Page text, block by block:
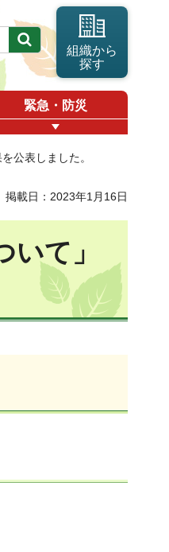
組織から
探す
緊急・防災
公表しました。
掲載日：2023年1月16日
て」